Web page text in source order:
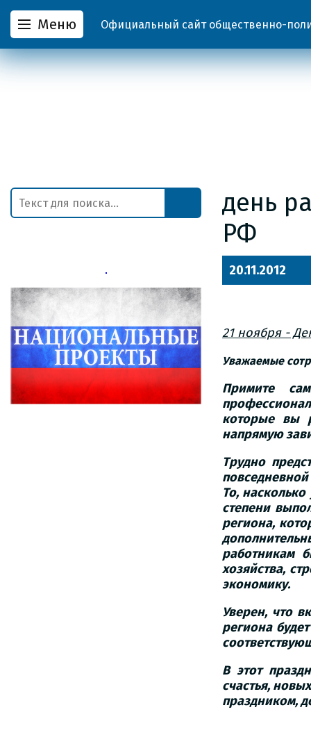
Меню Официальный сайт общественно-
день
РФ
20.11.2012
21 ноября -
Уважаемые
Примите
которые вы
напрямую
Трудно
То,
степени
региона,
работникам
хозяйства,
экономику.
Уверен, что
региона
В этот
счастья,
праздником,